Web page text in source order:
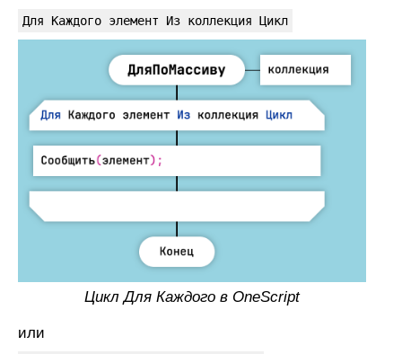
Для Каждого элемент Из коллекция Цикл
Цикл Для Каждого в OneScript
или